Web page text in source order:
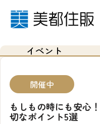
もしもの時
イベント
開催中
もしもの時にも安心
切なポイント5選